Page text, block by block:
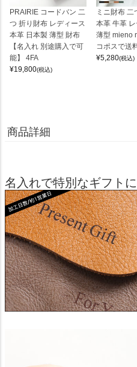
PRAIRIE コードバン 二
つ 折り財布 レディース
本革 日本製 薄型 財布
【名入れ 別途購入で可
能】 4FA
¥19,800(税込)
ミニ財布 二
本革 牛革
薄型 mieno
コポスで送
¥5,280(税込)
商品詳細
名入れで特別なギフト